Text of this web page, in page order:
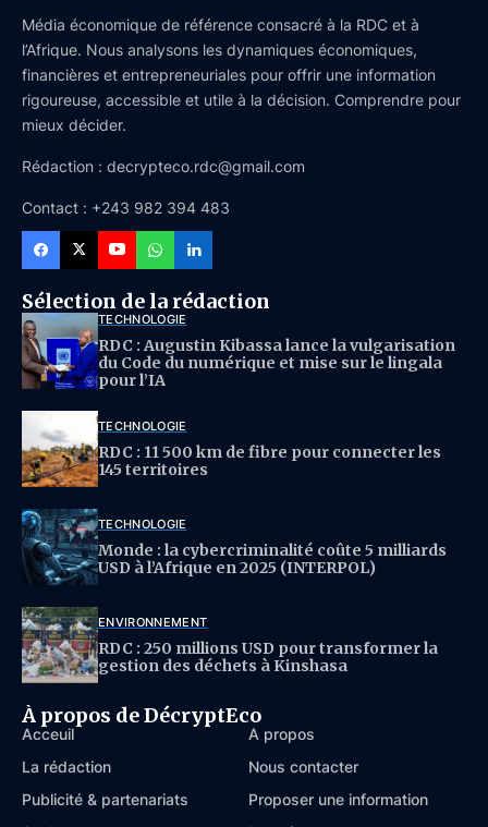
Média économique de référence consacré à la RDC et à
l’Afrique. Nous analysons les dynamiques économiques,
financières et entrepreneuriales pour offrir une information
rigoureuse, accessible et utile à la décision. Comprendre pour
mieux décider.
Rédaction : decrypteco.rdc@gmail.com
Contact : +243 982 394 483
Sélection de la rédaction
TECHNOLOGIE
RDC : Augustin Kibassa lance la vulgarisation
du Code du numérique et mise sur le lingala
pour l’IA
TECHNOLOGIE
RDC : 11 500 km de fibre pour connecter les
145 territoires
TECHNOLOGIE
Monde : la cybercriminalité coûte 5 milliards
USD à l’Afrique en 2025 (INTERPOL)
ENVIRONNEMENT
RDC : 250 millions USD pour transformer la
gestion des déchets à Kinshasa
À propos de DécryptEco
Acceuil
À propos
La rédaction
Nous contacter
Publicité & partenariats
Proposer une information